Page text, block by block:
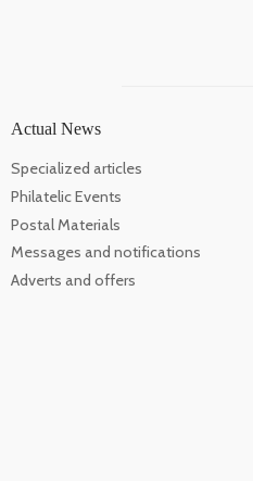
Actual News
Specialized articles
Philatelic Events
Postal Materials
Messages and notifications
Adverts and offers